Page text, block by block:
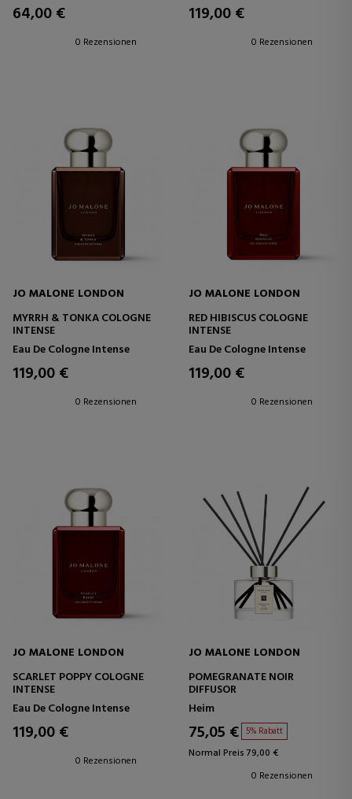
64,00 €
0 Rezensionen
119,00 €
0 Rezensionen
JO MALONE LONDON
MYRRH & TONKA COLOGNE
INTENSE
Eau De Cologne Intense
119,00 €
0 Rezensionen
JO MALONE LONDON
RED HIBISCUS COLOGNE
INTENSE
Eau De Cologne Intense
119,00 €
0 Rezensionen
JO MALONE LONDON
SCARLET POPPY COLOGNE
INTENSE
Eau De Cologne Intense
119,00 €
0 Rezensionen
JO MALONE LONDON
POMEGRANATE NOIR
DIFFUSOR
Heim
75,05 € 5% Rabatt
Normal Preis 79,00 €
0 Rezensionen